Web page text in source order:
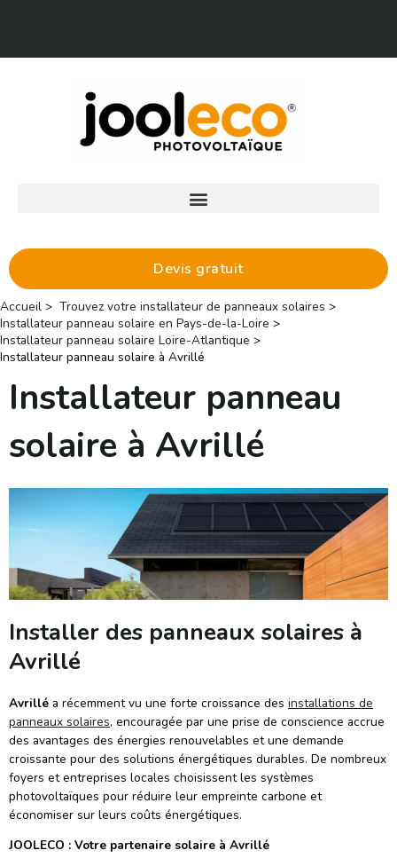
Devis gratuit
Accueil
Trouvez votre installateur de panneaux solaires
Installateur panneau solaire en Pays-de-la-Loire
Installateur panneau solaire Loire-Atlantique
Installateur panneau solaire à Avrillé
Installateur panneau
solaire à Avrillé
Installer des panneaux solaires à
Avrillé
Avrillé a récemment vu une forte croissance des installations de
panneaux solaires, encouragée par une prise de conscience accrue
des avantages des énergies renouvelables et une demande
croissante pour des solutions énergétiques durables. De nombreux
foyers et entreprises locales choisissent les systèmes
photovoltaïques pour réduire leur empreinte carbone et
économiser sur leurs coûts énergétiques.
JOOLECO : Votre partenaire solaire à Avrillé